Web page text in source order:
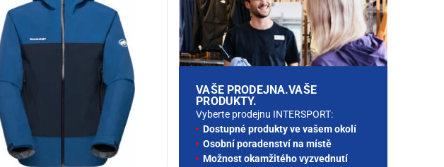
VAŠE PRODEJNA.VAŠE
PRODUKTY.
Vyberte prodejnu INTERSPORT:
Dostupné produkty ve vašem okolí
Osobní poradenství na místě
Možnost okamžitého vyzvednutí